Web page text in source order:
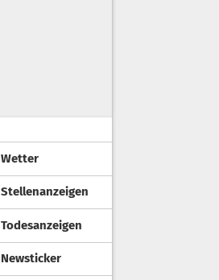
Wetter
Stellenanzeigen
Todesanzeigen
Newsticker